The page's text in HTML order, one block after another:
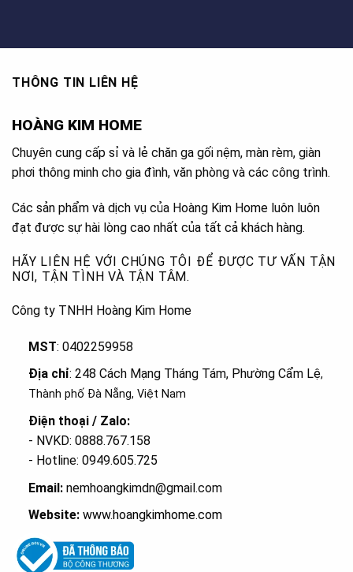
THÔNG TIN LIÊN HỆ
HOÀNG KIM HOME
Chuyên cung cấp sỉ và lẻ chăn ga gối nệm, màn rèm, giàn
phơi thông minh cho gia đình, văn phòng và các công trình.
Các sản phẩm và dịch vụ của Hoàng Kim Home luôn luôn
đạt được sự hài lòng cao nhất của tất cả khách hàng.
HÃY LIÊN HỆ VỚI CHÚNG TÔI ĐỂ ĐƯỢC TƯ VẤN TẬN
NƠI, TẬN TÌNH VÀ TẬN TÂM.
Công ty TNHH Hoàng Kim Home
MST: 0402259958
Địa chỉ: 248 Cách Mạng Tháng Tám, Phường Cẩm Lệ,
Thành phố Đà Nẵng, Việt Nam
Điện thoại / Zalo:
- NVKD: 0888.767.158
- Hotline: 0949.605.725
Email:nemhoangkimdn@gmail.com
Website: www.hoangkimhome.com